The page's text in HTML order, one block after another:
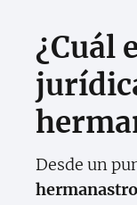
¿Cuál
Desde un
hermanastro